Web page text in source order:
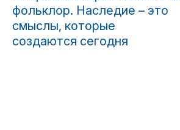
фольклор. Наследие – это
смыслы, которые
создаются сегодня